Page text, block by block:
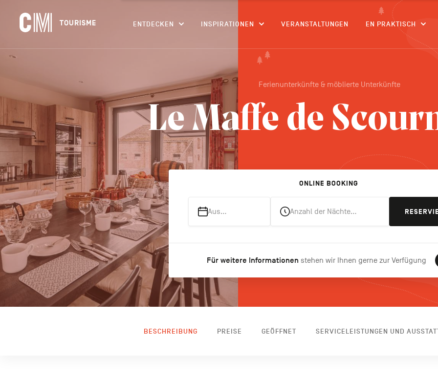
CM
Tourisme
TOURISME ENTDECKEN INSPIRATIONEN VERANSTALTUNGEN EN PRAKTISCH
Unterkunft…
Ferienunterkünfte & möblierte Unterkünfte
Le Maffe de
ONLINE BOOKING
Aus… Anzahl der Nächte…
Für weitere Informationen stehen wir Ihnen gerne zur Verfügung
BESCHREIBUNG PREISE GEÖFFNET SERVICELEISTUNGEN UND